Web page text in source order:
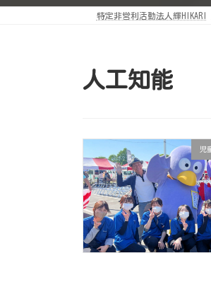
特定非営利活動法人輝HIKARI
人工知能
児